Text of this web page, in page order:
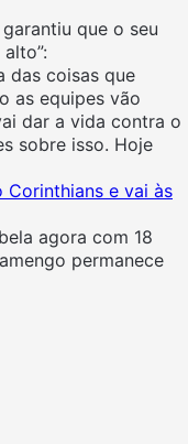
que o seu
das coisas que
as equipes vão
dar a vida contra o
sobre isso. Hoje
Corinthians e vai às
agora com 18
permanece